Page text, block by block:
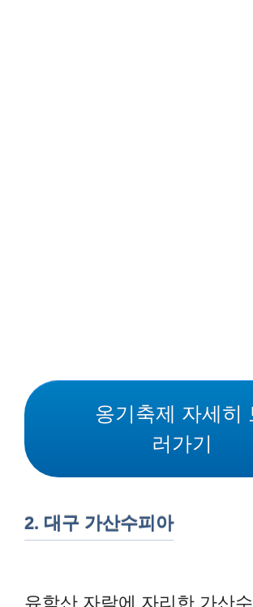
옹기축제 자세히
러가기
2. 대구 가산수피아
유학산 자락에 자리한 가산